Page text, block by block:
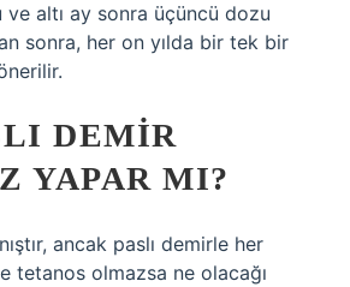
altı ay sonra üçüncü dozu
sonra, her on yılda bir tek bir
DEMIR
YAPAR MI?
ancak paslı demirle her
tetanos olmazsa ne olacağı